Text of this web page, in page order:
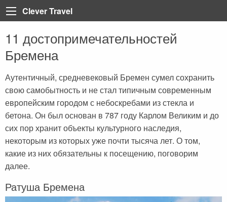
Back
Турция
Back
Алания
Мармарис
Кемер
Стамбул
Каппадокия
Египет
Back
Шарм-эль-Шейх
Хургада
Iberotel Costa Mares
Доминикана
Греция
Back
Крит
Санторини
Закинф (Закинтос)
Испания
Back
Коста Брава
Ибица
Майорка
Фуэртевентура
Барселона
Италия
Back
Рим
Сардиния
Витербо
Флоренция
Сицилия
Франция
Back
Париж
Корсика
Грузия
Back
Back
Back
Вьетнам
Катар
Бали
Куба
Хайнань (Китай)
Back
Все статьи
Египет
ОАЭ
Регистрация на рейс
Занзибар
Бали
Тенерифе
Черногория
Back
Болгария
Греция
Грузия
Доминикана
Дубай
Египет
Занзибар
Иордания
Back
Турция
Египет
Clever Travel
11 достопримечательностей
Бремена
Аутентичный, средневековый Бремен сумел сохранить
свою самобытность и не стал типичным современным
европейским городом с небоскребами из стекла и
бетона. Он был основан в 787 году Карлом Великим и до
сих пор хранит объекты культурного наследия,
некоторым из которых уже почти тысяча лет. О том,
какие из них обязательны к посещению, поговорим
далее.
Ратуша Бремена